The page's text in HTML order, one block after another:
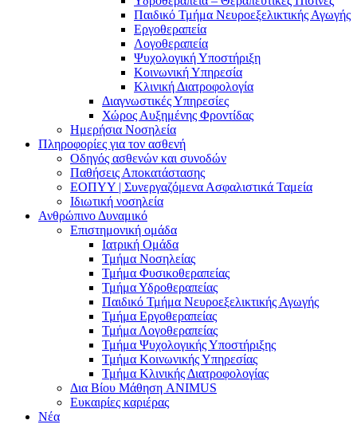
Παιδικό Τμήμα Νευροεξελικτικής Αγωγής
Εργοθεραπεία
Λογοθεραπεία
Ψυχολογική Υποστήριξη
Κοινωνική Υπηρεσία
Κλινική Διατροφολογία
Διαγνωστικές Υπηρεσίες
Χώρος Αυξημένης Φροντίδας
Ημερήσια Νοσηλεία
Πληροφορίες για τον ασθενή
Οδηγός ασθενών και συνοδών
Παθήσεις Αποκατάστασης
ΕΟΠΥΥ | Συνεργαζόμενα Ασφαλιστικά Ταμεία
Ιδιωτική νοσηλεία
Ανθρώπινο Δυναμικό
Επιστημονική ομάδα
Ιατρική Ομάδα
Τμήμα Νοσηλείας
Τμήμα Φυσικοθεραπείας
Τμήμα Υδροθεραπείας
Παιδικό Τμήμα Νευροεξελικτικής Αγωγής
Τμήμα Εργοθεραπείας
Τμήμα Λογοθεραπείας
Τμήμα Ψυχολογικής Υποστήριξης
Τμήμα Κοινωνικής Υπηρεσίας
Τμήμα Κλινικής Διατροφολογίας
Δια Βίου Μάθηση ANIMUS
Ευκαιρίες καριέρας
Νέα